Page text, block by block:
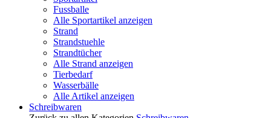
Fussballe
Alle Sportartikel anzeigen
Strand
Strandstuehle
Strandtücher
Alle Strand anzeigen
Tierbedarf
Wasserbälle
Alle Artikel anzeigen
Schreibwaren